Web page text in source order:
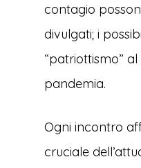
contagio
divulgati; i
“patriottismo”
pandemia.
Ogni incontro
cruciale